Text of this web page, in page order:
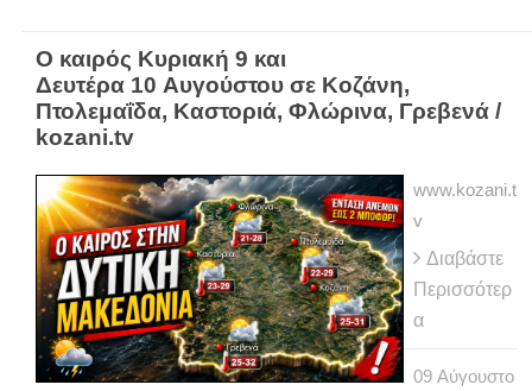
Ο καιρός Κυριακή 9 και
Δευτέρα 10 Αυγούστου σε Κοζάνη,
Πτολεμαΐδα, Καστοριά, Φλώρινα, Γρεβενά /
kozani.tv
www.kozani.t
v
Διαβάστε
Περισσότερ
α
09 Αύγουστο